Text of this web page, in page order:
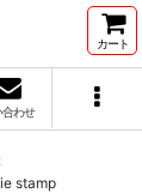
カート
合わせ
stamp